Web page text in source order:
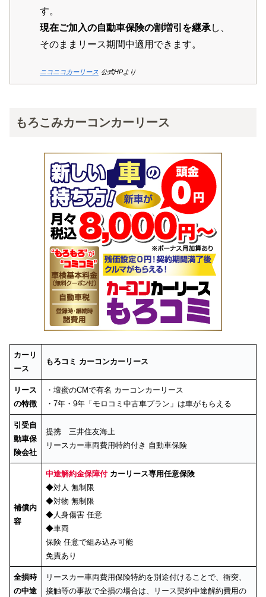
す。
現在ご加入の自動車保険の割増引を継承し、
そのままリース期間中適用できます。
ニコニコカーリース 公式HPより
もろこみカーコンカーリース
カーリ
ース
もろコミ カーコンカーリース
リース
の特徴
・壇蜜のCMで有名 カーコンカーリース
・7年・9年「モロコミ中古車プラン」は車がもらえる
引受自
動車保
険会社
提携 三井住友海上
リースカー車両費用特約付き 自動車保険
補償内
容
中途解約金保障付 カーリース専用任意保険
◆対人 無制限
◆対物 無制限
◆人身傷害 任意
◆車両
保険 任意で組み込み可能
免責あり
全損時
の中途
リースカー車両費用保険特約を別途付けることで、衝突、
接触等の事故で全損の場合は、リース契約中途解約費用の